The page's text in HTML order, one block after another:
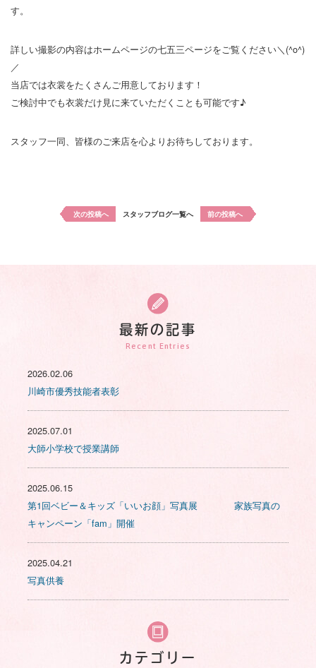
す。
詳しい撮影の内容はホームページの七五三ページをご覧ください＼(^o^)
／
当店では衣裳をたくさんご用意しております！
ご検討中でも衣裳だけ見に来ていただくことも可能です♪
スタッフ一同、皆様のご来店を心よりお待ちしております。
次の投稿へ スタッフブログ一覧へ 前の投稿へ
最新の記事
Recent Entries
2026.02.06
川崎市優秀技能者表彰
2025.07.01
大師小学校で授業講師
2025.06.15
第1回ベビー＆キッズ「いいお顔」写真展 家族写真の
キャンペーン「fam」開催
2025.04.21
写真供養
カテゴリー